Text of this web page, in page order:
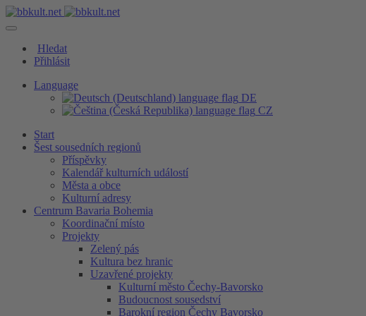
Hledat
Přihlásit
Language
DE
CZ
Start
Šest sousedních regionů
Příspěvky
Kalendář kulturních událostí
Města a obce
Kulturní adresy
Centrum Bavaria Bohemia
Koordinační místo
Projekty
Zelený pás
Kultura bez hranic
Uzavřené projekty
Kulturní město Čechy-Bavorsko
Budoucnost sousedství
Barokní region Čechy Bavorsko